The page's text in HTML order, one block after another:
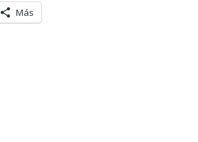
Más